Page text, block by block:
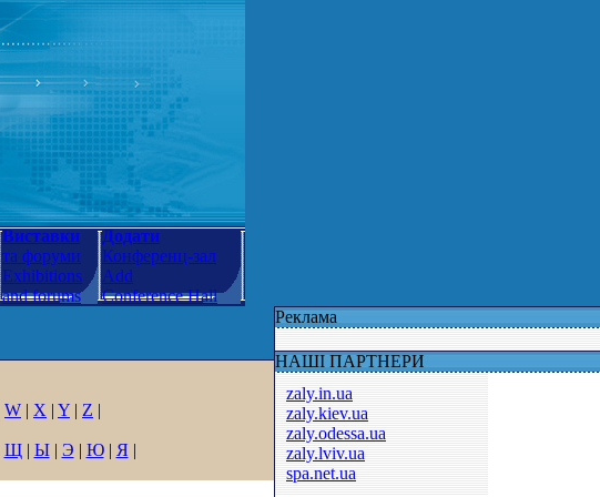
Виставки
та форуми
Exhibitions
and forums
Додати
Конференц-зал
Add
Conference Hall
W | X | Y | Z |
Щ| Ы| Э | Ю| Я |
Реклама
НАШІ ПАРТНЕРИ
zaly.in.ua
zaly.kiev.ua
zaly.odessa.ua
zaly.lviv.ua
spa.net.ua